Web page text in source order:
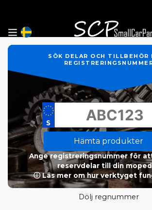
SÖK DELAR OCH TILLBEHÖR
Hämta produkter
Ange registreringsnummer för
reservdelar till din
ⓘ Läs mer om hur verktyget
Dölj regnummer